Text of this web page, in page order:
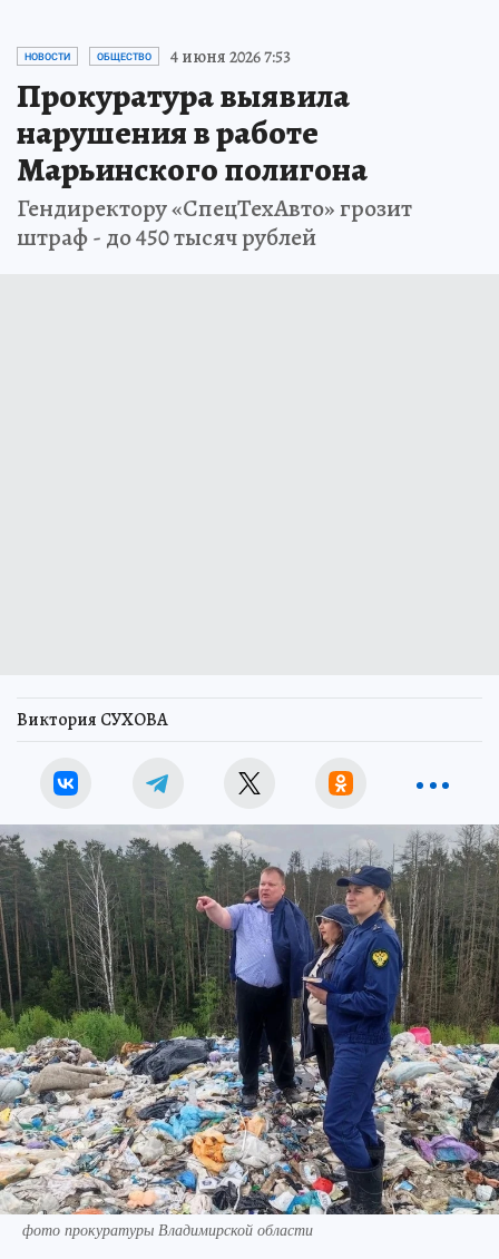
НОВОСТИ ОБЩЕСТВО 4 июня 2026 7:53
Прокуратура выявила
нарушения в работе
Марьинского полигона
Гендиректору «СпецТехАвто» грозит
штраф - до 450 тысяч рублей
Виктория СУХОВА
фото прокуратуры Владимирской области